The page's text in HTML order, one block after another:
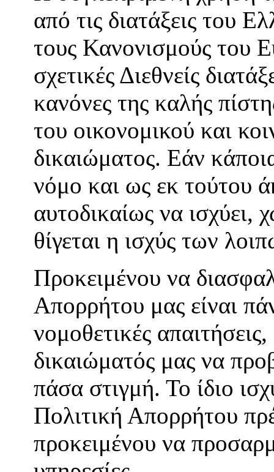
από τις διατάξεις του
τους Κανονισμούς του
σχετικές Διεθνείς
κανόνες της καλής
του οικονομικού και
δικαιώματος. Εάν
νόμο και ως εκ τούτου
αυτοδικαίως να ισχύει,
θίγεται η ισχύς των
Προκειμένου να
Απορρήτου μας είναι
νομοθετικές
δικαιώματός μας να
πάσα στιγμή. Το ίδιο
Πολιτική Απορρήτου
προκειμένου να